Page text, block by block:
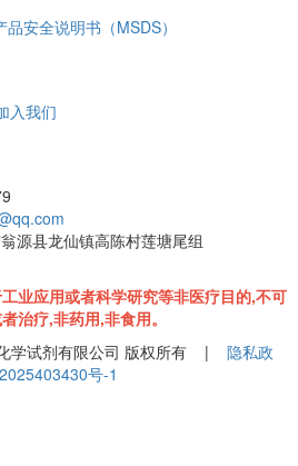
品安全说明书（MSDS）
入我们
源县龙仙镇高陈村莲塘尾组
业应用或者科学研究等非医疗目的,不可
治疗,非药用,非食用。
学试剂有限公司 版权所有 | 隐私政
号-1